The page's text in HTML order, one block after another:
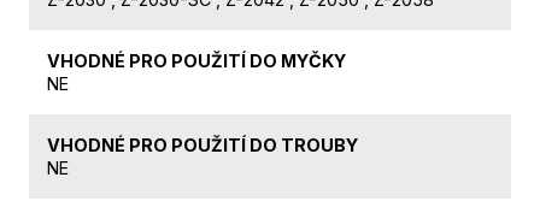
VHODNÉ PRO POUŽITÍ DO MYČKY
NE
VHODNÉ PRO POUŽITÍ DO TROUBY
NE